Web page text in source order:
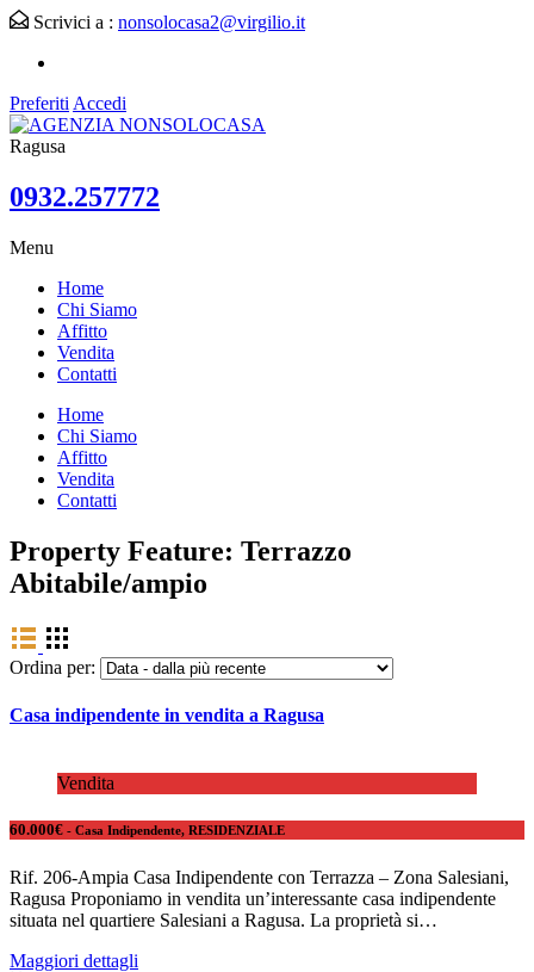
Scrivici a : nonsolocasa2@virgilio.it
Preferiti Accedi
Ragusa
0932.257772
Menu
Home
Chi Siamo
Affitto
Vendita
Contatti
Home
Chi Siamo
Affitto
Vendita
Contatti
Property Feature: Terrazzo
Abitabile/ampio
Ordina per:
Casa indipendente in vendita a Ragusa
Vendita
60.000€ - Casa Indipendente, RESIDENZIALE
Rif. 206-Ampia Casa Indipendente con Terrazza – Zona Salesiani,
Ragusa Proponiamo in vendita un’interessante casa indipendente
situata nel quartiere Salesiani a Ragusa. La proprietà si…
Maggiori dettagli